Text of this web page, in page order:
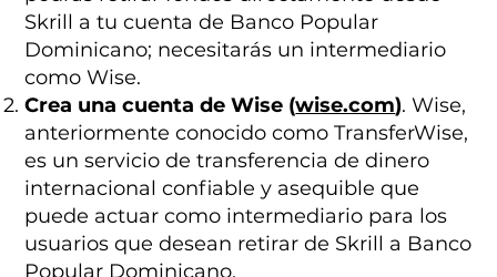
Skrill a tu cuenta de Banco Popular
Dominicano; necesitarás un intermediario
como Wise.
Crea una cuenta de Wise (wise.com). Wise,
anteriormente conocido como TransferWise,
es un servicio de transferencia de dinero
internacional confiable y asequible que
puede actuar como intermediario para los
usuarios que desean retirar de Skrill a Banco
Popular Dominicano.